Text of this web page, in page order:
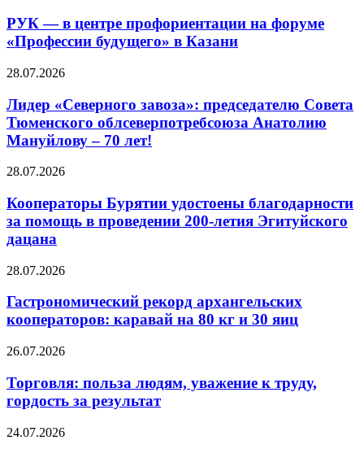
РУК — в центре профориентации на форуме
«Профессии будущего» в Казани
28.07.2026
Лидер «Северного завоза»: председателю Совета
Тюменского облсеверпотребсоюза Анатолию
Мануйлову – 70 лет!
28.07.2026
Кооператоры Бурятии удостоены благодарности
за помощь в проведении 200-летия Эгитуйского
дацана
28.07.2026
Гастрономический рекорд архангельских
кооператоров: каравай на 80 кг и 30 яиц
26.07.2026
Торговля: польза людям, уважение к труду,
гордость за результат
24.07.2026